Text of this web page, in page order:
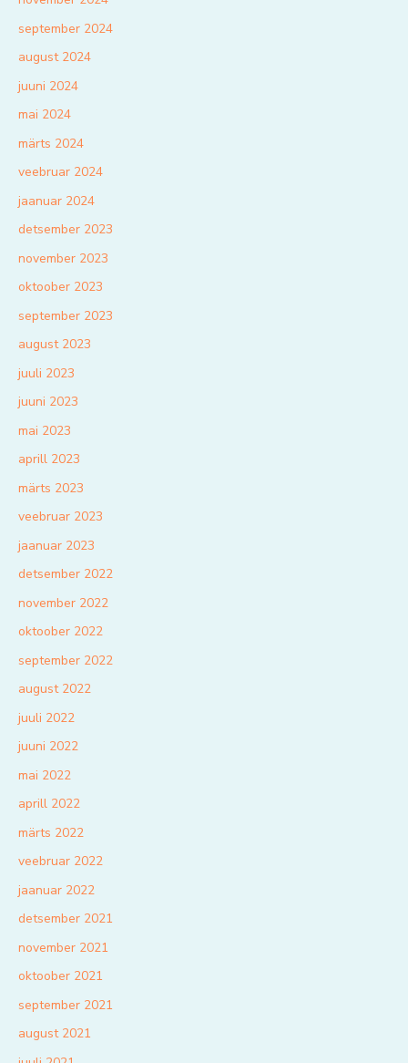
september 2024
august 2024
juuni 2024
mai 2024
märts 2024
veebruar 2024
jaanuar 2024
detsember 2023
november 2023
oktoober 2023
september 2023
august 2023
juuli 2023
juuni 2023
mai 2023
aprill 2023
märts 2023
veebruar 2023
jaanuar 2023
detsember 2022
november 2022
oktoober 2022
september 2022
august 2022
juuli 2022
juuni 2022
mai 2022
aprill 2022
märts 2022
veebruar 2022
jaanuar 2022
detsember 2021
november 2021
oktoober 2021
september 2021
august 2021